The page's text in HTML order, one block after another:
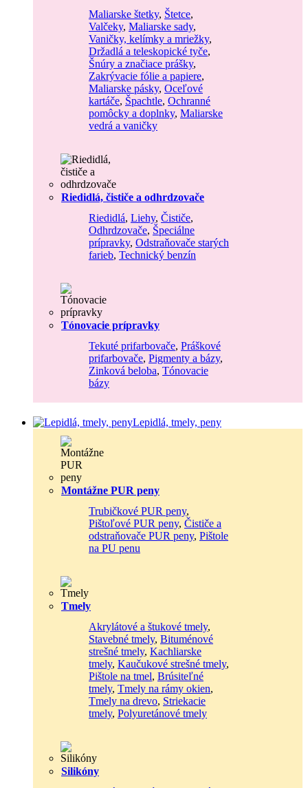
Maliarske štetky, Štetce,
Valčeky, Maliarske sady,
Vaničky, kelímky a mriežky,
Držadlá a teleskopické tyče,
Šnúry a značiace prášky,
Zakrývacie fólie a papiere,
Maliarske pásky, Oceľové
kartáče, Špachtle, Ochranné
pomôcky a doplnky, Maliarske
vedrá a vaničky
Riedidlá, čističe a odhrdzovače
Riedidlá, Liehy, Čističe,
Odhrdzovače, Špeciálne
prípravky, Odstraňovače starých
farieb, Technický benzín
Tónovacie prípravky
Tekuté prifarbovače, Práškové
prifarbovače, Pigmenty a bázy,
Zinková beloba, Tónovacie
bázy
Lepidlá, tmely, peny
Montážne PUR peny
Trubičkové PUR peny,
Pištoľové PUR peny, Čističe a
odstraňovače PUR peny, Pištole
na PU penu
Tmely
Akrylátové a štukové tmely,
Stavebné tmely, Bituménové
strešné tmely, Kachliarske
tmely, Kaučukové strešné tmely,
Pištole na tmel, Brúsiteľné
tmely, Tmely na rámy okien,
Tmely na drevo, Striekacie
tmely, Polyuretánové tmely
Silikóny